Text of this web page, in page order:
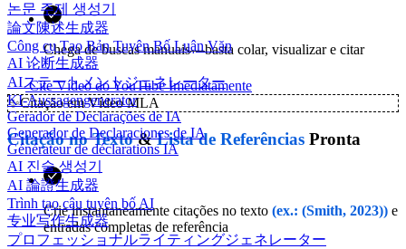
논문 주제 생성기
論文陳述生成器
Công cụ Tạo Bản Tuyên Bố Luận Văn
AI 论断生成器
AIステートメントジェネレーター
KI-Aussagengenerator
Gerador de Declarações de IA
Generador de Declaraciones de IA
Générateur de déclarations IA
AI 진술 생성기
AI 論證生成器
Trình tạo câu tuyên bố AI
专业写作生成器
プロフェッショナルライティングジェネレーター
Chega de buscas manuais—basta colar, visualizar e citar
Cite Vídeo do YouTube Imediatamente
✨Citação em Vídeo MLA
Citação no Texto&Lista de Referências Pronta
Crie instantaneamente citações no texto (ex.: (Smith, 2023)) e
entradas completas de referência